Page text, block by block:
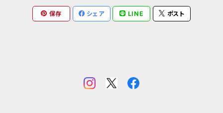
保存 シェア LINE ポスト